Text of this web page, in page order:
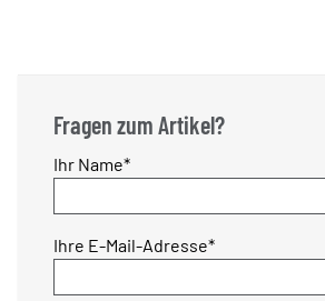
Fragen zum Artikel?
Pflichtfeld
Ihr Name*
Pflichtfeld
Ihre E-Mail-Adresse*